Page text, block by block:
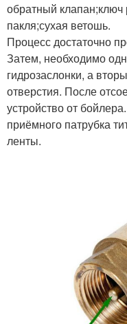
обратный
пакля;сухая ветошь.
Процесс достаточно
Затем, необходимо
гидрозаслонки, а
отверстия. После
устройство от
приёмного патрубка
ленты.